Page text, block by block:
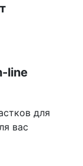
line
для
вас